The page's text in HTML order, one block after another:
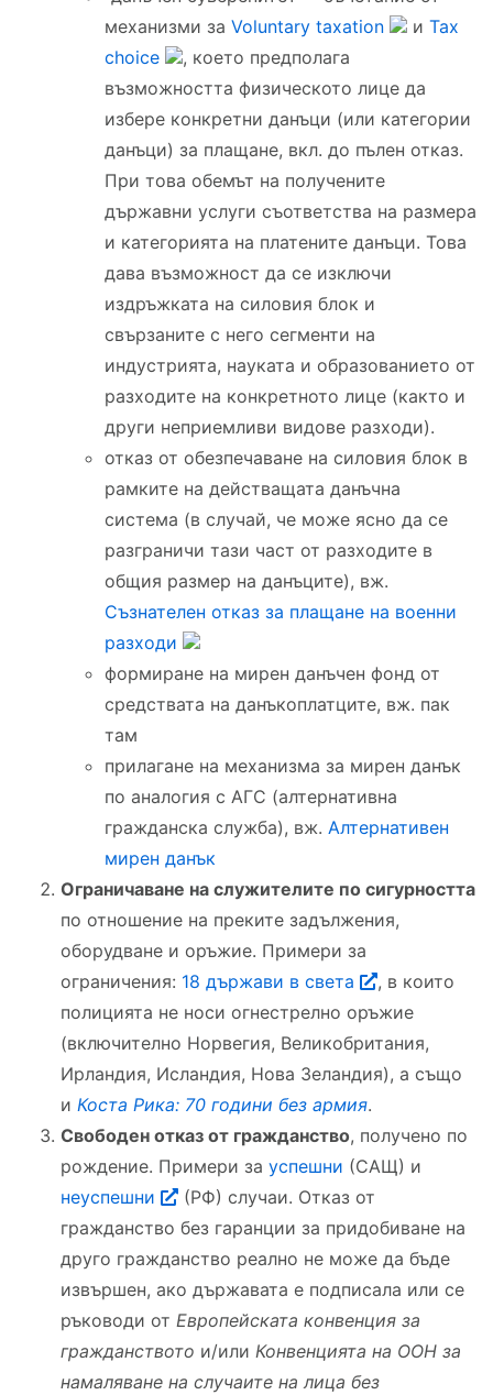
механизми за Voluntary taxation и Tax
choice
, което предполага
възможността физическото лице да
избере конкретни данъци (или категории
данъци) за плащане, вкл. до пълен отказ.
При това обемът на получените
държавни услуги съответства на размера
и категорията на платените данъци. Това
дава възможност да се изключи
издръжката на силовия блок и
свързаните с него сегменти на
индустрията, науката и образованието от
разходите на конкретното лице (както и
други неприемливи видове разходи).
отказ от обезпечаване на силовия блок в
рамките на действащата данъчна
система (в случай, че може ясно да се
разграничи тази част от разходите в
общия размер на данъците), вж.
Съзнателен отказ за плащане на военни
разходи
формиране на мирен данъчен фонд от
средствата на данъкоплатците, вж. пак
там
прилагане на механизма за мирен данък
по аналогия с АГС (алтернативна
гражданска служба), вж. Алтернативен
мирен данък
Ограничаване на служителите по сигурността
по отношение на преките задължения,
оборудване и оръжие. Примери за
ограничения: 18 държави в света
, в които
полицията не носи огнестрелно оръжие
(включително Норвегия, Великобритания,
Ирландия, Исландия, Нова Зеландия), а също
и Коста Рика: 70 години без армия.
Свободен отказ от гражданство, получено по
рождение. Примери за успешни (САЩ) и
неуспешни
(РФ) случаи. Отказ от
гражданство без гаранции за придобиване на
друго гражданство реално не може да бъде
извършен, ако държавата е подписала или се
ръководи от Европейската конвенция за
гражданството и/или Конвенцията на ООН за
намаляване на случаите на лица без